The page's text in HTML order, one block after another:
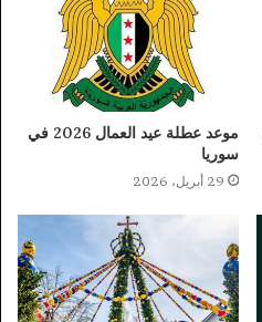
موعد عطلة عيد العمال 2026 في
سوريا
29 أبريل، 2026